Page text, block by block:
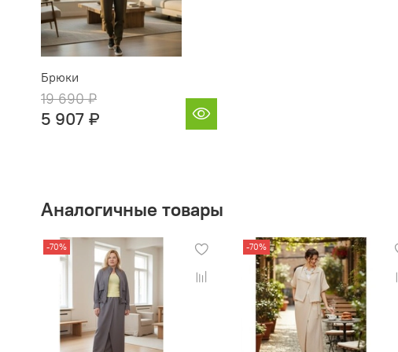
Брюки
19 690 ₽
5 907 ₽
Аналогичные товары
-70% -70%